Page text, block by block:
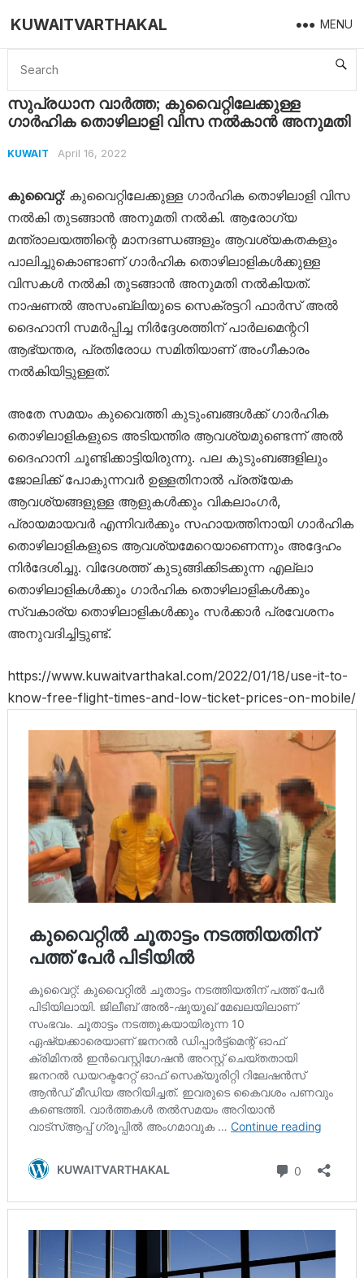
KUWAITVARTHAKAL MENU
Home Kuwait സുപ്രധാന വാര്‍ത്ത; കുവൈറ്റിലേക്കുള്ള ഗാര്‍ഹിക തൊഴിലാളി വിസ നല്‍കാന്‍ അനുമതി
സുപ്രധാന വാര്‍ത്ത; കുവൈറ്റിലേക്കുള്ള
ഗാര്‍ഹിക തൊഴിലാളി വിസ നല്‍കാന്‍ അനുമതി
KUWAIT April 16, 2022
കുവൈറ്റ്: കുവൈറ്റിലേക്കുള്ള ഗാര്‍ഹിക തൊഴിലാളി വിസ
നല്‍കി തുടങ്ങാന്‍ അനുമതി നല്‍കി. ആരോഗ്യ
മന്ത്രാലയത്തിന്റെ മാനദണ്ഡങ്ങളും ആവശ്യകതകളും
പാലിച്ചുകൊണ്ടാണ് ഗാര്‍ഹിക തൊഴിലാളികള്‍ക്കുള്ള
വിസകള്‍ നല്‍കി തുടങ്ങാന്‍ അനുമതി നല്‍കിയത്.
നാഷണല്‍ അസംബ്ലിയുടെ സെക്രട്ടറി ഫാര്‍സ് അല്‍
ദൈഹാനി സമര്‍പ്പിച്ച നിര്‍ദ്ദേശത്തിന് പാര്‍ലമെന്ററി
ആഭ്യന്തര, പ്രതിരോധ സമിതിയാണ് അംഗീകാരം
നല്‍കിയിട്ടുള്ളത്.
അതേ സമയം കുവൈത്തി കുടുംബങ്ങള്‍ക്ക് ഗാര്‍ഹിക
തൊഴിലാളികളുടെ അടിയന്തിര ആവശ്യമുണ്ടെന്ന് അല്‍
ദൈഹാനി ചൂണ്ടിക്കാട്ടിയിരുന്നു. പല കുടുംബങ്ങളിലും
ജോലിക്ക് പോകുന്നവര്‍ ഉള്ളതിനാല്‍ പ്രത്യേക
ആവശ്യങ്ങളുള്ള ആളുകള്‍ക്കും വികലാംഗര്‍,
പ്രായമായവര്‍ എന്നിവര്‍ക്കും സഹായത്തിനായി ഗാര്‍ഹിക
തൊഴിലാളികളുടെ ആവശ്യമേറെയാണെന്നും അദ്ദേഹം
നിര്‍ദേശിച്ചു. വിദേശത്ത് കുടുങ്ങിക്കിടക്കുന്ന എല്ലാ
തൊഴിലാളികള്‍ക്കും ഗാര്‍ഹിക തൊഴിലാളികള്‍ക്കും
സ്വകാര്യ തൊഴിലാളികള്‍ക്കും സര്‍ക്കാര്‍ പ്രവേശനം
അനുവദിച്ചിട്ടുണ്ട്.
https://www.kuwaitvarthakal.com/2022/01/18/use-it-to-
know-free-flight-times-and-low-ticket-prices-on-mobile/